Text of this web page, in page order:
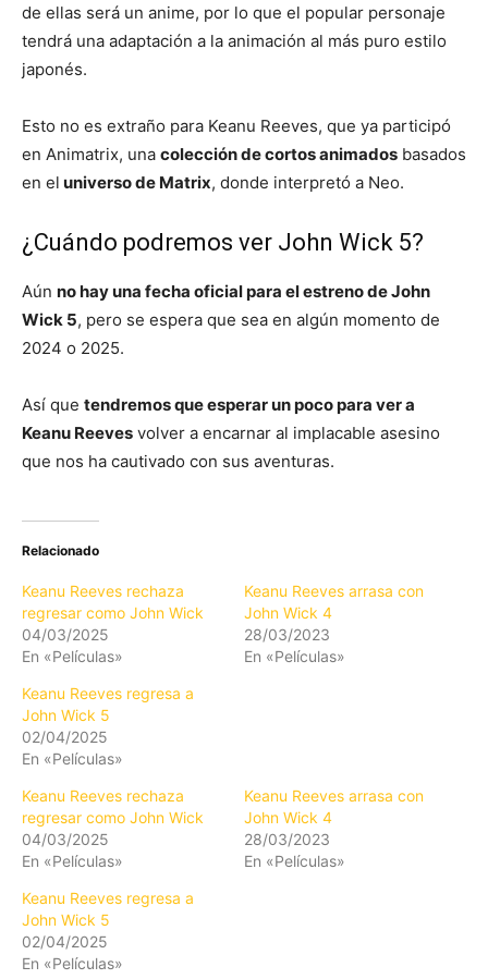
de ellas será un anime, por lo que el popular personaje
tendrá una adaptación a la animación al más puro estilo
japonés.
Esto no es extraño para Keanu Reeves, que ya participó
en Animatrix, una colección de cortos animados basados
en el universo de Matrix, donde interpretó a Neo.
¿Cuándo podremos ver John Wick 5?
Aún no hay una fecha oficial para el estreno de John
Wick 5, pero se espera que sea en algún momento de
2024 o 2025.
Así que tendremos que esperar un poco para ver a
Keanu Reeves volver a encarnar al implacable asesino
que nos ha cautivado con sus aventuras.
Relacionado
Keanu Reeves rechaza
regresar como John Wick
04/03/2025
En «Películas»
Keanu Reeves arrasa con
John Wick 4
28/03/2023
En «Películas»
Keanu Reeves regresa a
John Wick 5
02/04/2025
En «Películas»
Keanu Reeves rechaza
regresar como John Wick
04/03/2025
En «Películas»
Keanu Reeves arrasa con
John Wick 4
28/03/2023
En «Películas»
Keanu Reeves regresa a
John Wick 5
02/04/2025
En «Películas»